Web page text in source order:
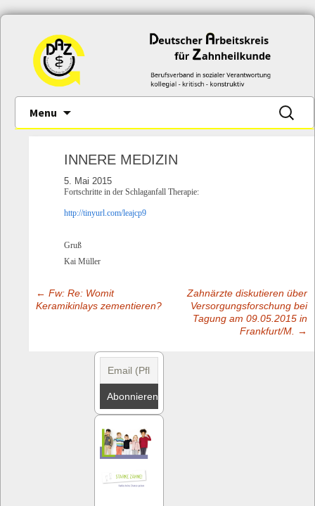
Menu
to
nach:
INNERE MEDIZIN
5. Mai 2015
Fortschritte in der Schlaganfall Therapie:
http://tinyurl.com/leajcp9
Gruß
Kai Müller
Post
navigation
← Fw: Re: Womit
Keramikinlays zementieren?
Zahnärzte diskutieren über
Versorgungsforschung bei
Tagung am 09.05.2015 in
Frankfurt/M.
→